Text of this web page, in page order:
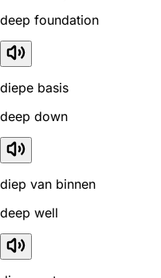
deep foundation
diepe basis
deep down
diep van binnen
deep well